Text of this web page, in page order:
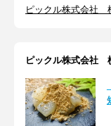
ピックル株式会社
ピックル株式会社